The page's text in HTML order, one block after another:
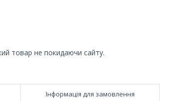
товар не покидаючи сайту.
Інформація для замовлення